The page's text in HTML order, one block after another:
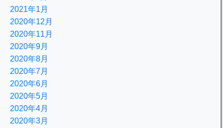
2021年1月
2020年12月
2020年11月
2020年9月
2020年8月
2020年7月
2020年6月
2020年5月
2020年4月
2020年3月